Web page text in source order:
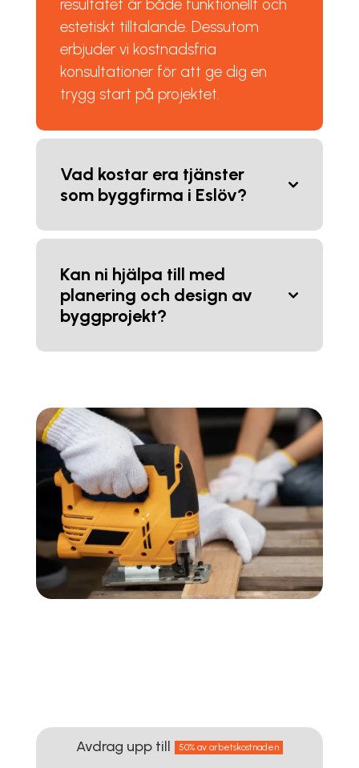
resultatet är både funktionellt och
estetiskt tilltalande. Dessutom
erbjuder vi kostnadsfria
konsultationer för att ge dig en
trygg start på projektet.
Vad kostar era tjänster
som byggfirma i Eslöv?
Kan ni hjälpa till med
planering och design av
byggprojekt?
Avdrag upp till 50% av arbetskostnaden